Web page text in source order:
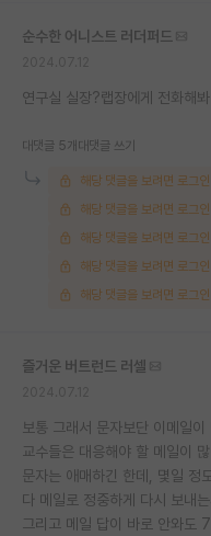
순수한 어니스트 러더퍼드
연구실 실장?랩장에게 전화해
대댓글 5개 대댓글 쓰기
해당 댓글을 보려면 로그
해당 댓글을 보려면 로그
해당 댓글을 보려면 로그
해당 댓글을 보려면 로그
해당 댓글을 보려면 로그
즐거운 버트런드 러셀
보통 그래서 문자보단 이메일이
교수들은 대응해야 할 메일이
문자는 애매하긴 한데, 몇일 정
다 메일로 정중하게 다시 보내는
그리고 메일 답이 바로 안와도